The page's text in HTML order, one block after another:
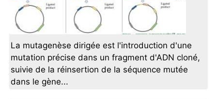
La mutagenèse dirigée est l'introduction d'une
mutation précise dans un fragment d'ADN cloné,
suivie de la réinsertion de la séquence mutée
dans le gène...